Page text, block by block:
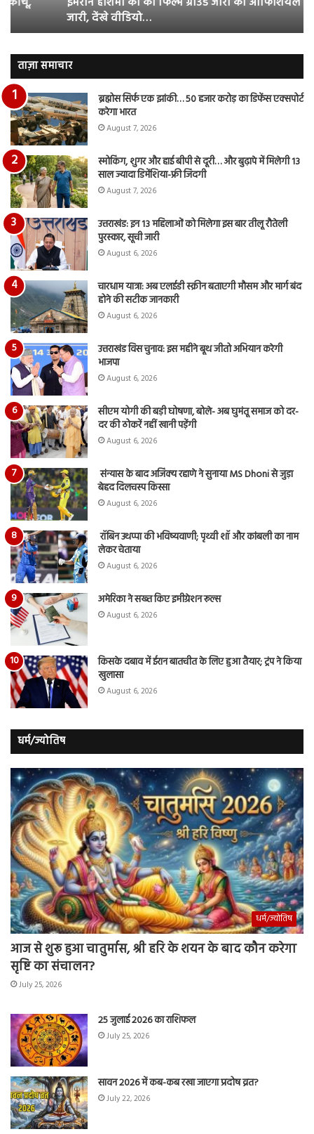
ऑफिशियल
जारी,
वीडियो…
जारी, देंखे वीडियो…
का
ताज़ा समाचार
ब्रह्मोस सिर्फ एक झांकी… 50 हजार करोड़ का डिफेंस एक्सपोर्ट
करेगा भारत
August 7, 2026
स्मोकिंग, शुगर और हाई बीपी से दूरी… और बुढ़ापे में मिलेगी 13
साल ज्यादा डिमेंशिया-फ्री जिंदगी
August 7, 2026
उत्तराखंड: इन 13 महिलाओं को मिलेगा इस बार तीलू रौतेली
पुरस्कार, सूची जारी
August 6, 2026
चारधाम यात्रा: अब एलईडी स्क्रीन बताएगी मौसम और मार्ग बंद
होने की सटीक जानकारी
August 6, 2026
उत्तराखंड विस चुनाव: इस महीने बूथ जीतो अभियान करेगी
भाजपा
August 6, 2026
सीएम योगी की बड़ी घोषणा, बोले- अब घुमंतू समाज को दर-
दर की ठोकरें नहीं खानी पड़ेंगी
August 6, 2026
संन्यास के बाद अजिंक्‍य रहाणे ने सुनाया MS Dhoni से जुड़ा
बेहद दिलचस्प किस्सा
August 6, 2026
रॉबिन उथप्पा की भविष्यवाणी; पृथ्वी शॉ और कांबली का नाम
लेकर चेताया
August 6, 2026
अमेरिका ने सख्त किए इमीग्रेशन रूल्स
August 6, 2026
किसके दबाव में ईरान बातचीत के लिए हुआ तैयार; ट्रंप ने किया
खुलासा
August 6, 2026
धर्म/ज्योतिष
धर्म/ज्योतिष
आज से शुरू हुआ चातुर्मास, श्री हरि के शयन के बाद कौन करेगा
सृष्टि का संचालन?
July 25, 2026
25 जुलाई 2026 का राशिफल
July 25, 2026
सावन 2026 में कब-कब रखा जाएगा प्रदोष व्रत?
July 22, 2026